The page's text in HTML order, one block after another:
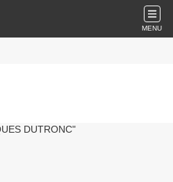
MENU